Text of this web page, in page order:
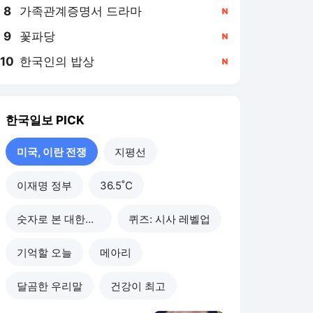
8 가족관계증명서 드라마
9 꽃파당
10 한국인의 밥상
한국일보 PICK
미국, 이란 전쟁 지평선
이재명 정부 36.5˚C
숫자로 본 대한민국 퀴즈: 시사 레벨업
기억할 오늘 메아리
달곰한 우리말 건강이 최고